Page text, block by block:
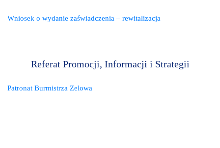
Wniosek o wydanie zaświadczenia – rewitalizacja
Referat Promocji, Informacji i Strategii
Patronat Burmistrza Zelowa